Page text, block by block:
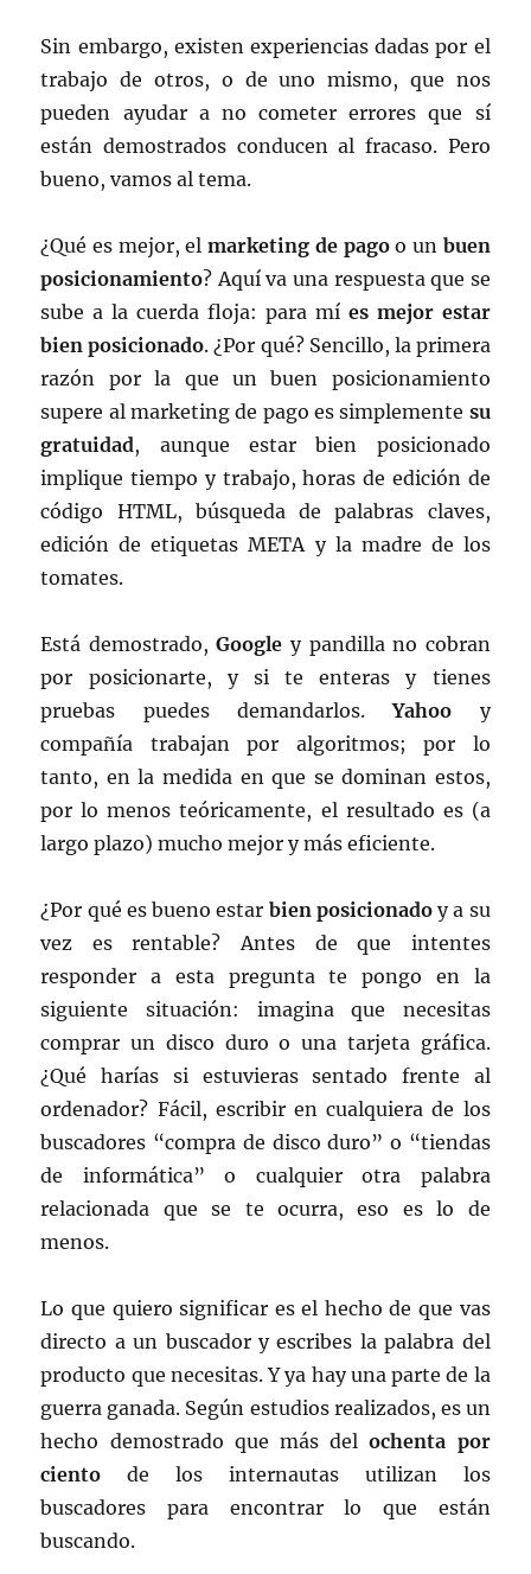
Sin embargo, existen experiencias dadas por el
trabajo de otros, o de uno mismo, que nos
pueden ayudar a no cometer errores que sí
están demostrados conducen al fracaso. Pero
bueno, vamos al tema.
¿Qué es mejor, elmarketing de pagoo un buen
posicionamiento? Aquí va una respuesta que se
sube a la cuerda floja: para mí es mejor estar
bien posicionado. ¿Por qué? Sencillo, la primera
razón por la que un buen posicionamiento
supere al marketing de pago es simplemente su
gratuidad, aunque estar bien posicionado
implique tiempo y trabajo, horas de edición de
código HTML, búsqueda de palabras claves,
edición de etiquetas META y la madre de los
tomates.
Está demostrado,Google y pandilla no cobran
por posicionarte, y si te enteras y tienes
pruebas puedes demandarlos.Yahoo y
compañía trabajan por algoritmos; por lo
tanto, en la medida en que se dominan estos,
por lo menos teóricamente, el resultado es (a
largo plazo) mucho mejor y más eficiente.
¿Por qué es bueno estar bien posicionadoy a su
vez es rentable? Antes de que intentes
responder a esta pregunta te pongo en la
siguiente situación: imagina que necesitas
comprar un disco duro o una tarjeta gráfica.
¿Qué harías si estuvieras sentado frente al
ordenador? Fácil, escribir en cualquiera de los
buscadores “compra de disco duro” o “tiendas
de informática” o cualquier otra palabra
relacionada que se te ocurra, eso es lo de
menos.
Lo que quiero significar es el hecho de que vas
directo a un buscador y escribes la palabra del
producto que necesitas. Y ya hay una parte de la
guerra ganada. Según estudios realizados, es un
hecho demostrado que más delochenta por
cientode los internautas utilizan los
buscadores para encontrar lo que están
buscando.